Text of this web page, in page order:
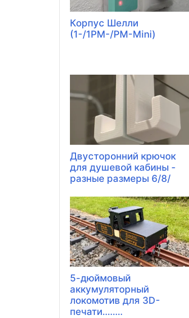
Корпус Шелли
(1-/1PM-/PM-Mini)
Двусторонний крючок
для душевой кабины -
разные размеры 6/8/
5-дюймовый
аккумуляторный
локомотив для 3D-
печати........